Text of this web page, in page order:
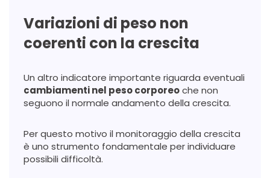
Variazioni di peso non
coerenti con la crescita
Un altro indicatore importante riguarda eventuali
cambiamenti nel peso corporeoche non
seguono il normale andamento della crescita.
Per questo motivo il monitoraggio della crescita
è uno strumento fondamentale per individuare
possibili difficoltà.